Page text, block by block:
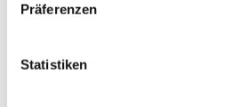
Präferenzen
Statistiken